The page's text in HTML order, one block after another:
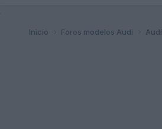
Inicio Foros modelos Audi